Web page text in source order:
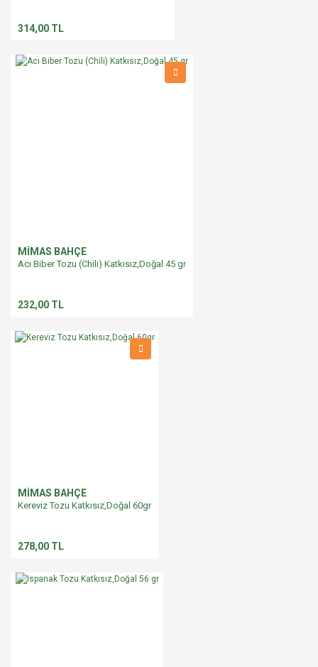
314,00 TL
MİMAS BAHÇE
Acı Biber Tozu (Chili) Katkısız,Doğal 45 gr
232,00 TL
MİMAS BAHÇE
Kereviz Tozu Katkısız,Doğal 60gr
278,00 TL